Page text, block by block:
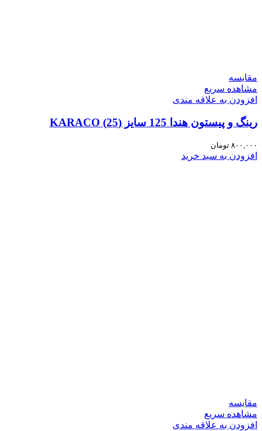
مقایسه
مشاهده سریع
افزودن به علاقه مندی
رینگ و پیستون هندا 125 سایز (25) KARACO
۸۰۰,۰۰۰ تومان
افزودن به سبد خرید
مقایسه
مشاهده سریع
افزودن به علاقه مندی